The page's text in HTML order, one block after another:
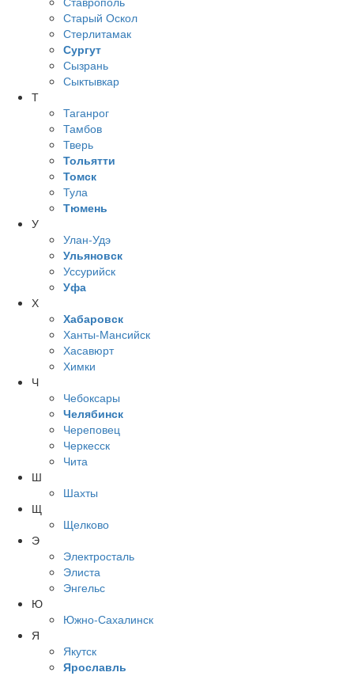
Старый Оскол
Стерлитамак
Сургут
Сызрань
Сыктывкар
Т
Таганрог
Тамбов
Тверь
Тольятти
Томск
Тула
Тюмень
У
Улан-Удэ
Ульяновск
Уссурийск
Уфа
Х
Хабаровск
Ханты-Мансийск
Хасавюрт
Химки
Ч
Чебоксары
Челябинск
Череповец
Черкесск
Чита
Ш
Шахты
Щ
Щелково
Э
Электросталь
Элиста
Энгельс
Ю
Южно-Сахалинск
Я
Якутск
Ярославль